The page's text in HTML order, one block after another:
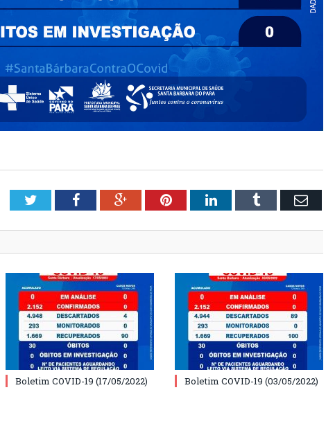
TwitterFacebookGoogle+PinterestLinkedInTumblr Email
Boletim COVID-19 (17/05/2022) Boletim COVID-19 (03/05/2022)